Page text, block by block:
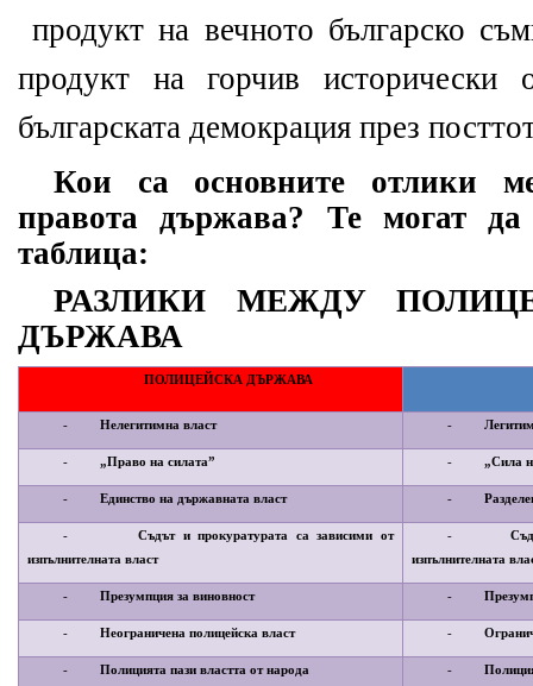
продукт на вечното българско
продукт на горчив исторически
българската демокрация през
Кои са основните отлики
правота държава? Те могат
таблица:
РАЗЛИКИ МЕЖДУ
ДЪРЖАВА
ПОЛИЦЕЙСКА ДЪРЖАВА
- Нелегитимна власт -
- „Право на силата” - „Сила
- Единство на държавната власт -
-
Съдът и прокуратурата са зависими от
изпълнителната власт
-
изпълнителната
- Презумпция за виновност -
- Неограничена полицейска власт -
- Полицията пази властта от народа -